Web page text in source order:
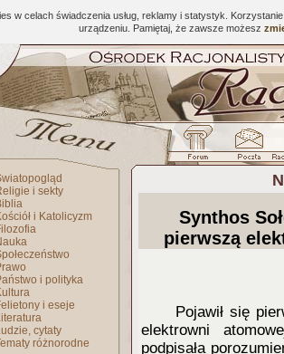
w celach świadczenia usług, reklamy i statystyk.
urządzeniu. Pamiętaj, że zawsze możesz
i sekty
i Katolicyzm
i polityka
i eseje
cytaty
różnorodne
Synthos
pierwszą
Pojawił się
elektrowni
podpisała